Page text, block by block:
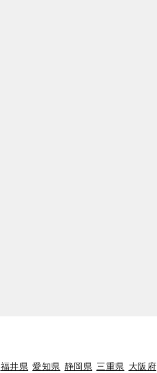
福井県 愛知県 静岡県 三重県 大阪府